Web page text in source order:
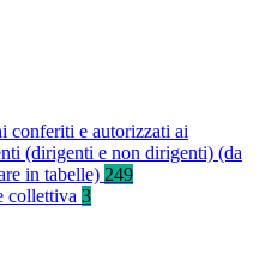
conferiti e autorizzati ai
(dirigenti e non dirigenti) (da
in tabelle) 249
collettiva 3